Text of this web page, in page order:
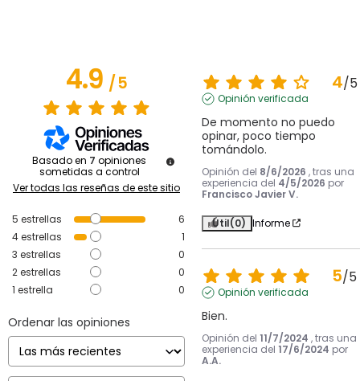
4.9/5
Basado en 7 opiniones
sometidas a control
Ver todas las reseñas de este sitio
5 estrellas
6
4estrellas
1
3 estrellas
0
2estrellas
0
1 estrella 0
Ordenar las opiniones
4/5
Opinión verificada
De momento no puedo
opinar, poco tiempo
tomándolo.
Opinión del 8/6/2026 , tras una
experiencia del 4/5/2026 por
Francisco Javier V.
Útil(0) Informe
5/5
Opinión verificada
Bien.
Opinión del 11/7/2024 , tras una
experiencia del 17/6/2024 por
A.A.